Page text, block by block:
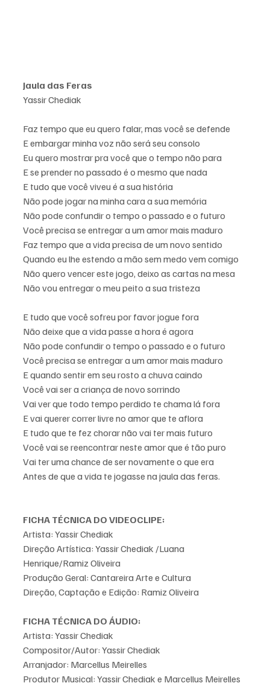
Jaula das Feras
Yassir Chediak
Faz tempo que eu quero falar, mas você se defende
E embargar minha voz não será seu consolo
Eu quero mostrar pra você que o tempo não para
E se prender no passado é o mesmo que nada
E tudo que você viveu é a sua história
Não pode jogar na minha cara a sua memória
Não pode confundir o tempo o passado e o futuro
Você precisa se entregar a um amor mais maduro
Faz tempo que a vida precisa de um novo sentido
Quando eu lhe estendo a mão sem medo vem comigo
Não quero vencer este jogo, deixo as cartas na mesa
Não vou entregar o meu peito a sua tristeza
E tudo que você sofreu por favor jogue fora
Não deixe que a vida passe a hora é agora
Não pode confundir o tempo o passado e o futuro
Você precisa se entregar a um amor mais maduro
E quando sentir em seu rosto a chuva caindo
Você vai ser a criança de novo sorrindo
Vai ver que todo tempo perdido te chama lá fora
E vai querer correr livre no amor que te aflora
E tudo que te fez chorar não vai ter mais futuro
Você vai se reencontrar neste amor que é tão puro
Vai ter uma chance de ser novamente o que era
Antes de que a vida te jogasse na jaula das feras.
FICHA TÉCNICA DO VIDEOCLIPE:
Artista: Yassir Chediak
Direção Artística: Yassir Chediak /Luana
Henrique/Ramiz Oliveira
Produção Geral: Cantareira Arte e Cultura
Direção, Captação e Edição: Ramiz Oliveira
FICHA TÉCNICA DO ÁUDIO:
Artista: Yassir Chediak
Compositor/Autor: Yassir Chediak
Arranjador: Marcellus Meirelles
Produtor Musical: Yassir Chediak e Marcellus Meirelles